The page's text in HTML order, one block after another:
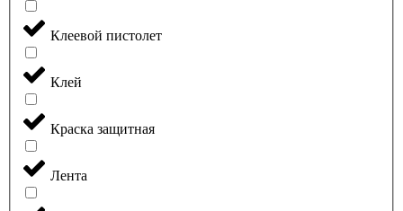
Клеевой пистолет
Клей
Краска защитная
Лента